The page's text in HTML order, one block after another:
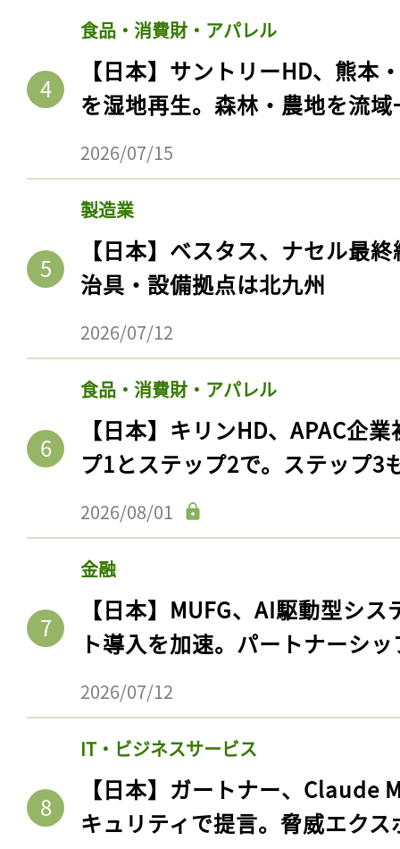
食品・消費財・アパレル
【日本】サントリーHD、熊本
を湿地再生。森林・農地を流
2026/07/15
製造業
【日本】ベスタス、ナセル最
治具・設備拠点は北九州
2026/07/12
食品・消費財・アパレル
【日本】キリンHD、APAC企
プ1とステップ2で。ステップ3
2026/08/01
金融
【日本】MUFG、AI駆動型シ
ト導入を加速。パートナーシ
2026/07/12
IT・ビジネスサービス
【日本】ガートナー、Claude
キュリティで提言。脅威エク